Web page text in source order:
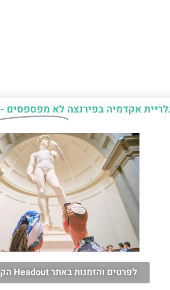
אקדמיה בפירנצה לא מפספסים -
לפרטים והזמנות באתר Headout הקליקו עליי 😊